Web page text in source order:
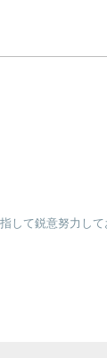
して鋭意努力し